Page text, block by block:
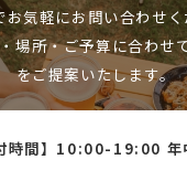
お気軽にお問い合わせ
場所・ご予算に合わせ
をご提案いたします。
時間】10:00-19:00 年